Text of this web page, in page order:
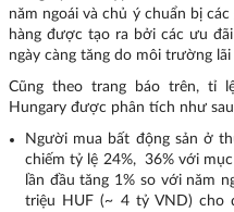
năm ngoái và chủ ý chuẩn bị
hàng được tạo ra bởi các ưu
ngày càng tăng do môi trường lãi
Cũng theo trang báo trên, tỉ
Hungary được phân tích như
Người mua bất động sản ở
chiếm tỷ lệ 24%, 36% với
lần đầu tăng 1% so với năm
triệu HUF (~ 4 tỷ VND) cho